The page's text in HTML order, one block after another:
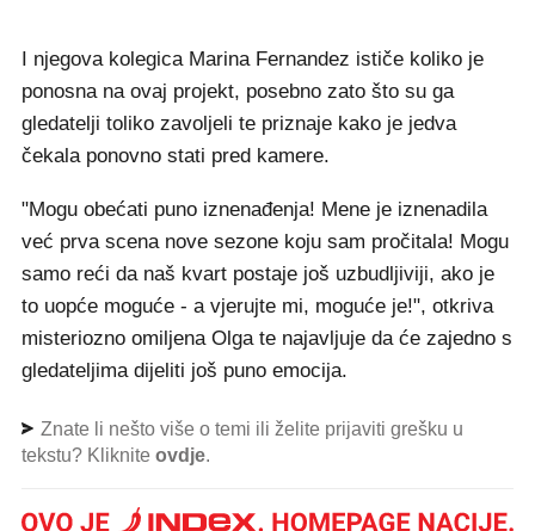
I njegova kolegica Marina Fernandez ističe koliko je
ponosna na ovaj projekt, posebno zato što su ga
gledatelji toliko zavoljeli te priznaje kako je jedva
čekala ponovno stati pred kamere.
"Mogu obećati puno iznenađenja! Mene je iznenadila
već prva scena nove sezone koju sam pročitala! Mogu
samo reći da naš kvart postaje još uzbudljiviji, ako je
to uopće moguće - a vjerujte mi, moguće je!", otkriva
misteriozno omiljena Olga te najavljuje da će zajedno s
gledateljima dijeliti još puno emocija.
Znate li nešto više o temi ili želite prijaviti grešku u
tekstu? Kliknite ovdje.